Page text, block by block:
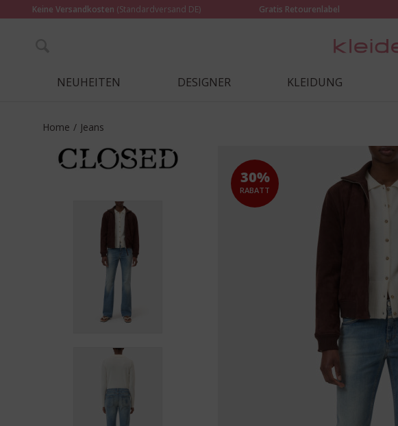
Keine Versandkosten (Standardversand DE) Gratis Retourenlabel
NEUHEITEN DESIGNER KLEIDUNG
Home / Jeans
30%
RABATT